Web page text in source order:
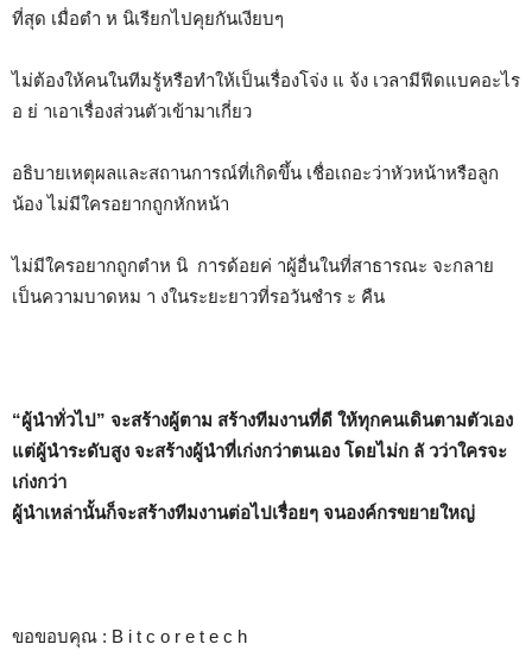
ที่สุด เมื่อตำ ห นิเรียกไปคุยกันเงียบๆ
ไม่ต้องให้คนในทีมรู้หรือทำให้เป็นเรื่องโจ่ง แ จ้ง เวลามีฟีดแบคอะไร
อ ย่ าเอาเรื่องส่วนตัวเข้ามาเกี่ยว
อธิบายเหตุผลและสถานการณ์ที่เกิดขึ้น เชื่อเถอะว่าหัวหน้าหรือลูก
น้อง ไม่มีใครอยากถูกหักหน้า
ไม่มีใครอยากถูกตำห นิ การด้อยค่ าผู้อื่นในที่สาธารณะ จะกลาย
เป็นความบาดหม า งในระยะยาวที่รอวันชำร ะ คืน
“ผู้นำทั่วไป” จะสร้างผู้ตาม สร้างทีมงานที่ดี ให้ทุกคนเดินตามตัวเอง
แต่ผู้นำระดับสูง จะสร้างผู้นำที่เก่งกว่าตนเอง โดยไม่ก ลั วว่าใครจะ
เก่งกว่า
ผู้นำเหล่านั้นก็จะสร้างทีมงานต่อไปเรื่อยๆ จนองค์กรขยายใหญ่
ขอขอบคุณ : B i t c o r e t e c h